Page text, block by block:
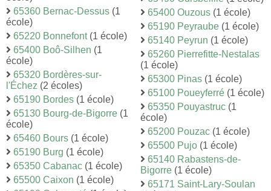
65360 Bernac-Dessus (1
école)
65220 Bonnefont(1 école)
65400 Boô-Silhen (1
école)
65320 Bordères-sur-
l'Échez (2 écoles)
65190 Bordes (1 école)
65130 Bourg-de-Bigorre (1
école)
65460 Bours (1 école)
65190 Burg (1 école)
65350 Cabanac (1 école)
65500 Caixon (1 école)
65400 Ouzous (1 école)
65190 Peyraube (1 école)
65140 Peyrun (1 école)
65260 Pierrefitte-Nestalas
(1 école)
65300 Pinas (1 école)
65100 Poueyferré (1 école)
65350 Pouyastruc (1
école)
65200 Pouzac (1 école)
65500 Pujo (1 école)
65140 Rabastens-de-
Bigorre (1 école)
65171 Saint-Lary-Soulan